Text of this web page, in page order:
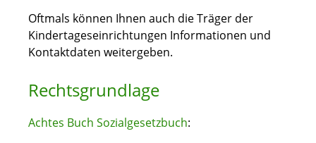
Oftmals können Ihnen auch die Träger der
Kindertageseinrichtungen Informationen und
Kontaktdaten weitergeben.
Rechtsgrundlage
Achtes Buch Sozialgesetzbuch: